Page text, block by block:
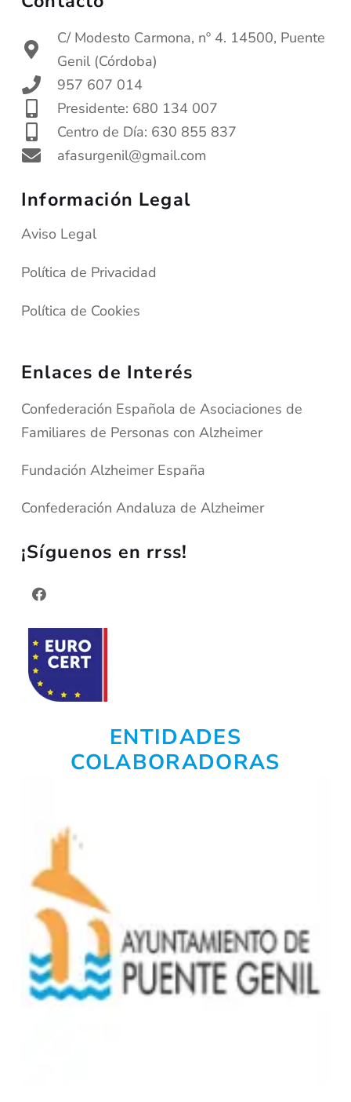
C/ Modesto Carmona, nº 4. 14500, Puente
Genil (Córdoba)
957 607 014
Presidente: 680 134 007
Centro de Día: 630 855 837
afasurgenil@gmail.com
Información Legal
Aviso Legal
Política de Privacidad
Política de Cookies
Enlaces de Interés
Confederación Española de Asociaciones de
Familiares de Personas con Alzheimer
Fundación Alzheimer España
Confederación Andaluza de Alzheimer
¡Síguenos en rrss!
ENTIDADES
COLABORADORAS